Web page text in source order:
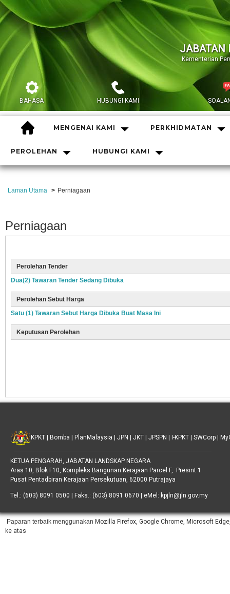
JABATAN
Kementerian
BAHASA HUBUNGI KAMI
HOME MENGENAI KAMI PERKHIDMATAN
PEROLEHAN HUBUNGI KAMI
Laman Utama Perniagaan
Perniagaan
Perolehan Tender
Dua(2) Tawaran Tender Sedang Dibuka
Perolehan Sebut Harga
Satu (1) Tawaran Sebut Harga Dibuka Buat Masa Ini
Keputusan Perolehan
KPKT Bomba PlanMalaysia JPN JKT JPSPN I-KPKT SWCorp
KETUA PENGARAH, JABATAN LANDSKAP NEGARA
Aras 10, Blok F10, Kompleks Bangunan Kerajaan Parcel F, Presint 1
Pusat Pentadbiran Kerajaan Persekutuan, 62000 Putrajaya
Tel.: (603) 8091 0500 | Faks.: (603) 8091 0670 | eMel: kpjln@jln.gov.my
Paparan terbaik menggunakan Mozilla Firefox, Google Chrome, Microsoft
ke atas